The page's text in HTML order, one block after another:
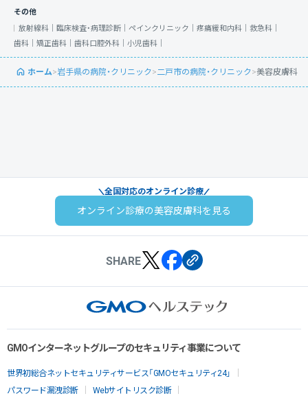
その他
放射線科｜ 臨床検査・病理診断｜ ペインクリニック｜ 疼痛緩和内科｜ 救急科｜
歯科｜ 矯正歯科｜ 歯科口腔外科｜ 小児歯科｜
ホーム>岩手県の病院・クリニック>二戸市の病院・クリニック>美容皮膚科
全国対応のオンライン診療
オンライン診療の美容皮膚科を見る
SHARE
GMOインターネットグループのセキュリティ事業について
世界初総合ネットセキュリティサービス「GMOセキュリティ24」
パスワード漏洩診断
Webサイトリスク診断